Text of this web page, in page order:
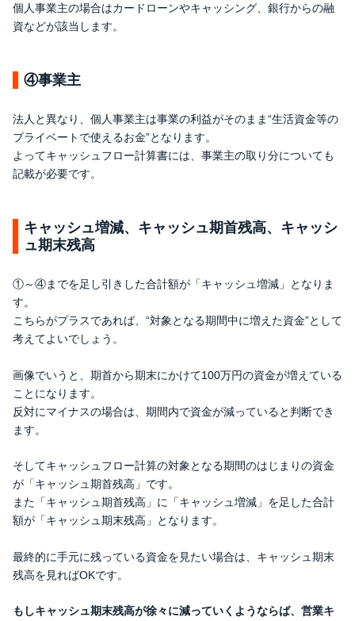
個人事業主の場合はカードローンやキャッシング、銀行からの融
資などが該当します。
④事業主
法人と異なり、個人事業主は事業の利益がそのまま“生活資金等の
プライベートで使えるお金”となります。
よってキャッシュフロー計算書には、事業主の取り分についても
記載が必要です。
キャッシュ増減、キャッシュ期首残高、キャッシ
ュ期末残高
①～④までを足し引きした合計額が「キャッシュ増減」となりま
す。
こちらがプラスであれば、“対象となる期間中に増えた資金”として
考えてよいでしょう。
画像でいうと、期首から期末にかけて100万円の資金が増えている
ことになります。
反対にマイナスの場合は、期間内で資金が減っていると判断でき
ます。
そしてキャッシュフロー計算の対象となる期間のはじまりの資金
が「キャッシュ期首残高」です。
また「キャッシュ期首残高」に「キャッシュ増減」を足した合計
額が「キャッシュ期末残高」となります。
最終的に手元に残っている資金を見たい場合は、キャッシュ期末
残高を見ればOKです。
もしキャッシュ期末残高が徐々に減っていくようならば、営業キ